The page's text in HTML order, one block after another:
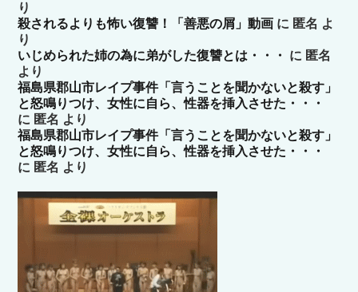
り
殺されるよりも怖い復讐！「善悪の屑」動画 に 匿名 よ
り
いじめられた姉の為に弟がした復讐とは・・・
に 匿名
より
福島県郡山市レイプ事件「言うことを聞かないと殺す」
と怒鳴りつけ、女性に自ら、性器を挿入させた・・・
に 匿名 より
福島県郡山市レイプ事件「言うことを聞かないと殺す」
と怒鳴りつけ、女性に自ら、性器を挿入させた・・・
に 匿名 より